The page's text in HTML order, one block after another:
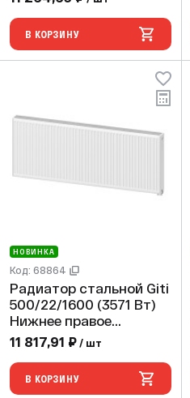
В КОРЗИНУ
НОВИНКА
Код: 68864
Радиатор стальной Giti
500/22/1600 (3571 Вт)
Нижнее правое
подключение
11 817,91 ₽ / шт
В КОРЗИНУ